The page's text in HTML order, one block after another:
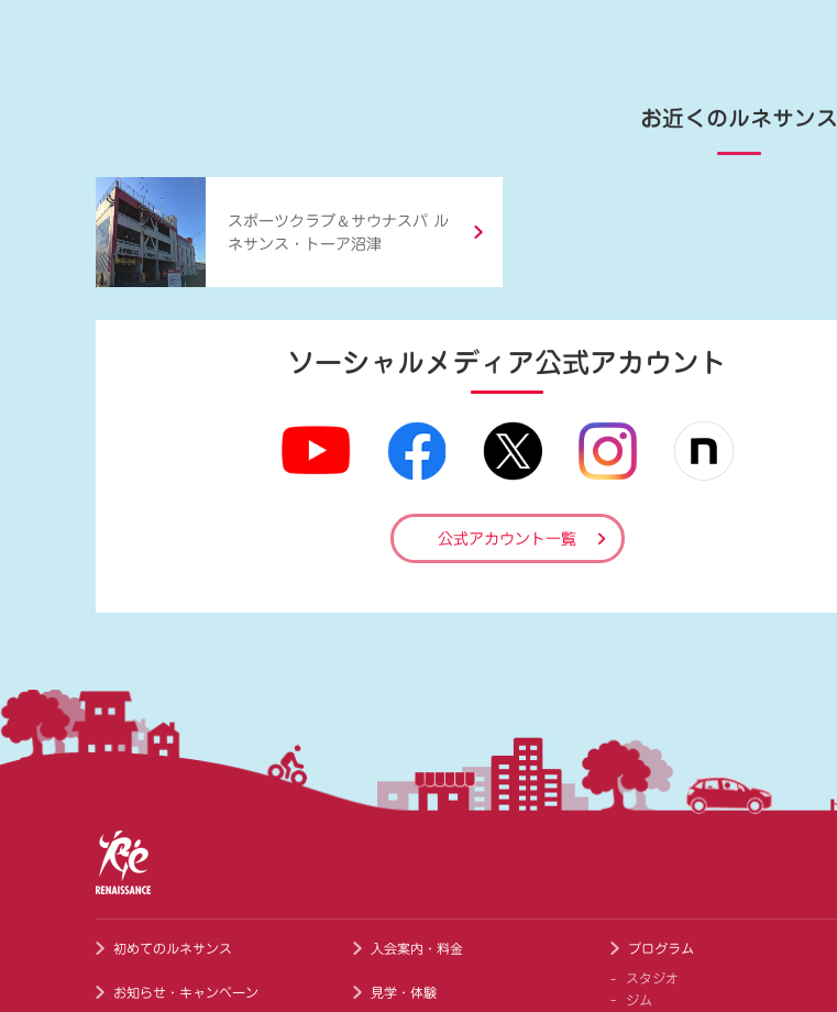
お近くのルネサンス
スポーツクラブ ＆ サウナスパ ル
ネサンス・トーア沼津
ソーシャルメディア公式アカウント
公式アカウント一覧
初めてのルネサンス
お知らせ・キャンペーン
入会案内・料金
見学・体験
プログラム
スタジオ
ジム